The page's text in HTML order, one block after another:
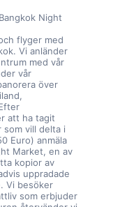
Night
flyger med
Vi anländer
med vår
vår
över
att ha tagit
vill delta i
Euro) anmäla
Market, en av
kopior av
uppradade
Vi besöker
som erbjuder